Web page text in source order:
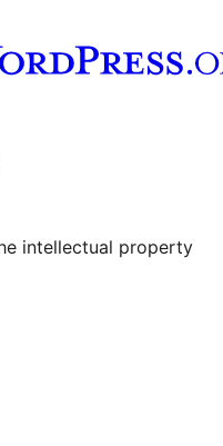
YouTube
compte Tumblr
intellectual property